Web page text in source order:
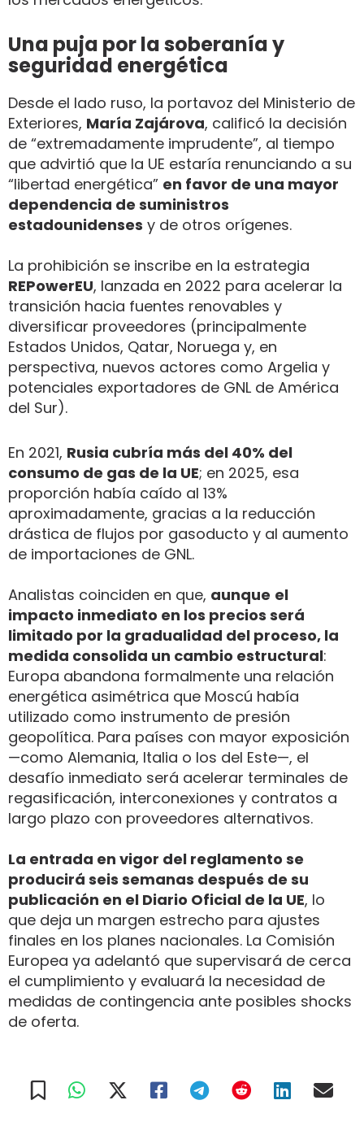
Una puja por la soberanía y
seguridad energética
Desde el lado ruso, la portavoz del Ministerio de
Exteriores, María Zajárova, calificó la decisión
de “extremadamente imprudente”, al tiempo
que advirtió que la UE estaría renunciando a su
“libertad energética” en favor de una mayor
dependencia de suministros
estadounidenses y de otros orígenes.
La prohibición se inscribe en la estrategia
REPowerEU, lanzada en 2022 para acelerar la
transición hacia fuentes renovables y
diversificar proveedores (principalmente
Estados Unidos, Qatar, Noruega y, en
perspectiva, nuevos actores como Argelia y
potenciales exportadores de GNL de América
del Sur).
En 2021, Rusia cubría más del 40% del
consumo de gas de la UE; en 2025, esa
proporción había caído al 13%
aproximadamente, gracias a la reducción
drástica de flujos por gasoducto y al aumento
de importaciones de GNL.
Analistas coinciden en que, aunque el
impacto inmediato en los precios será
limitado por la gradualidad del proceso, la
medida consolida un cambio estructural:
Europa abandona formalmente una relación
energética asimétrica que Moscú había
utilizado como instrumento de presión
geopolítica. Para países con mayor exposición
—como Alemania, Italia o los del Este—, el
desafío inmediato será acelerar terminales de
regasificación, interconexiones y contratos a
largo plazo con proveedores alternativos.
La entrada en vigor del reglamento se
producirá seis semanas después de su
publicación en el Diario Oficial de la UE, lo
que deja un margen estrecho para ajustes
finales en los planes nacionales. La Comisión
Europea ya adelantó que supervisará de cerca
el cumplimiento y evaluará la necesidad de
medidas de contingencia ante posibles shocks
de oferta.